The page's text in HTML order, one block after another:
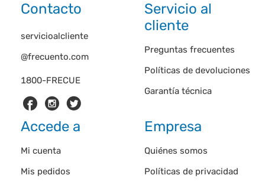
Contacto
1800-FRECUE
servicioalcliente
@frecuento.com
Servicio al
cliente
Preguntas frecuentes
Políticas de devoluciones
Garantía técnica
Accede a
Mi cuenta
Mis pedidos
Empresa
Quiénes somos
Políticas de privacidad